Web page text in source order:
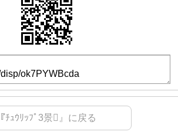
『ﾁｭｳﾘｯﾌﾟ3景』に戻る